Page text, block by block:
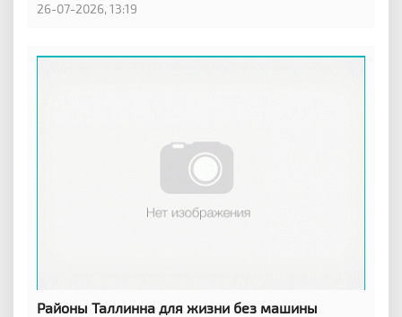
26-07-2026, 13:19
Районы Таллинна для жизни без машины